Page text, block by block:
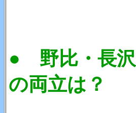
● 野比・長沢
の両立は？